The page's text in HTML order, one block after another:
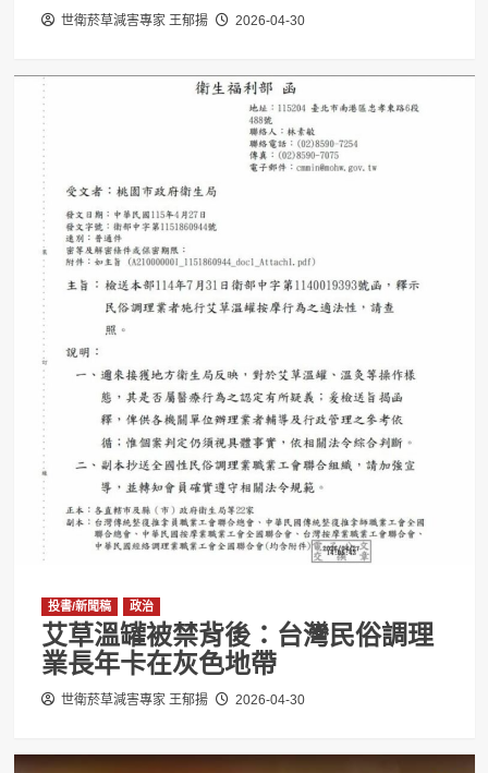
世衛菸草減害專家 王郁揚 2026-04-30
投書/新聞稿 政治
艾草溫罐被禁背後：台灣民俗調理
業長年卡在灰色地帶
世衛菸草減害專家 王郁揚 2026-04-30